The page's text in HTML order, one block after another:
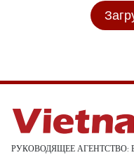
РУКОВОДЯЩЕЕ